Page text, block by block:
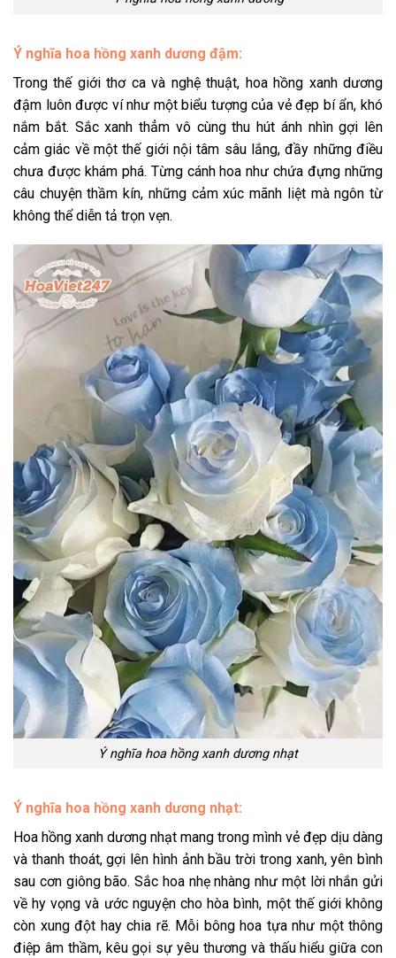
Ý nghĩa hoa hồng xanh dương đậm:
Trong thế giới thơ ca và nghệ thuật, hoa hồng xanh dương
đậm luôn được ví như một biểu tượng của vẻ đẹp bí ẩn, khó
nắm bắt. Sắc xanh thẳm vô cùng thu hút ánh nhìn gợi lên
cảm giác về một thế giới nội tâm sâu lắng, đầy những điều
chưa được khám phá. Từng cánh hoa như chứa đựng những
câu chuyện thầm kín, những cảm xúc mãnh liệt mà ngôn từ
không thể diễn tả trọn vẹn.
Ý nghĩa hoa hồng xanh dương nhạt
Ý nghĩa hoa hồng xanh dương nhạt:
Hoa hồng xanh dương nhạt mang trong mình vẻ đẹp dịu dàng
và thanh thoát, gợi lên hình ảnh bầu trời trong xanh, yên bình
sau cơn giông bão. Sắc hoa nhẹ nhàng như một lời nhắn gửi
về hy vọng và ước nguyện cho hòa bình, một thế giới không
còn xung đột hay chia rẽ. Mỗi bông hoa tựa như một thông
điệp âm thầm, kêu gọi sự yêu thương và thấu hiểu giữa con